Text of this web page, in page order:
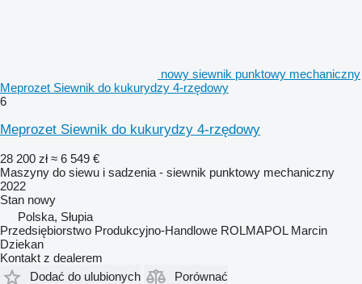
nowy siewnik punktowy mechaniczny
Meprozet Siewnik do kukurydzy 4-rzędowy
6
Meprozet Siewnik do kukurydzy 4-rzędowy
28 200 zł ≈ 6 549 €
Maszyny do siewu i sadzenia - siewnik punktowy mechaniczny
2022
Stan nowy
Polska, Słupia
Przedsiębiorstwo Produkcyjno-Handlowe ROLMAPOL Marcin
Dziekan
Kontakt z dealerem
Dodać do ulubionych
Porównać